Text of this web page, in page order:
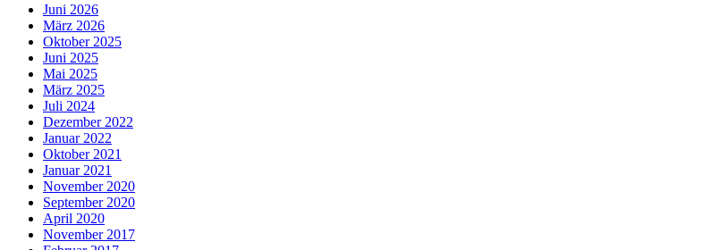
Juni 2026
März 2026
Oktober 2025
Juni 2025
Mai 2025
März 2025
Juli 2024
Dezember 2022
Januar 2022
Oktober 2021
Januar 2021
November 2020
September 2020
April 2020
November 2017